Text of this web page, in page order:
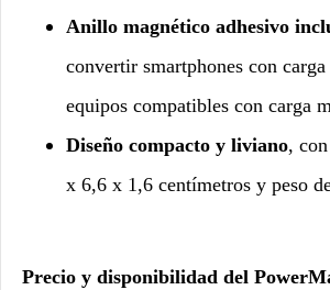
Anillo magnético adhesivo
convertir smartphones con
equipos compatibles con carga
Diseño compacto y liviano,
x 6,6 x 1,6 centímetros y peso
Precio y disponibilidad del